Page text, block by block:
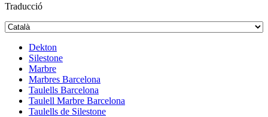
Traducció
Dekton
Silestone
Marbre
Marbres Barcelona
Taulells Barcelona
Taulell Marbre Barcelona
Taulells de Silestone